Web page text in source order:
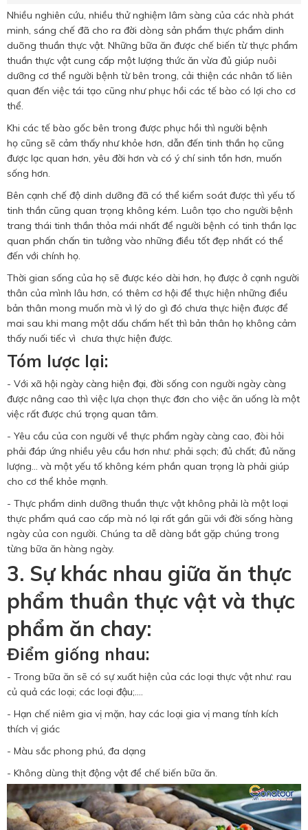
Nhiều nghiên cứu, nhiều thử nghiệm lâm sàng của các nhà phát
minh, sáng chế đã cho ra đời dòng sản phẩm thực phẩm dinh
duõng thuần thực vật. Những bữa ăn được chế biến từ thực phẩm
thuần thực vật cung cấp một lượng thức ăn vừa đủ giúp nuôi
dưỡng cơ thể người bệnh từ bên trong, cải thiện các nhân tố liên
quan đến việc tái tạo cũng như phục hồi các tế bào có lợi cho cơ
thể.
Khi các tế bào gốc bên trong được phục hồi thì người bệnh
họ cũng sẽ cảm thấy như khỏe hơn, dẫn đến tinh thần họ cũng
được lạc quan hơn, yêu đời hơn và có ý chí sinh tồn hơn, muốn
sống hơn.
Bên cạnh chế độ dinh dưỡng đã có thể kiểm soát được thì yếu tố
tinh thần cũng quan trọng không kém. Luôn tạo cho người bệnh
trang thái tinh thần thỏa mái nhất để người bệnh có tinh thần lạc
quan phấn chấn tin tưởng vào những điều tốt đẹp nhất có thể
đến với chính họ.
Thời gian sống của họ sẽ được kéo dài hơn, họ được ở cạnh người
thân của mình lâu hơn, có thêm cơ hội để thực hiện những điều
bản thân mong muốn mà vì lý do gì đó chưa thực hiện được để
mai sau khi mang một dấu chấm hết thì bản thân họ không cảm
thấy nuối tiếc vì chưa thực hiện được.
Tóm lược lại:
- Với xã hội ngày càng hiện đại, đời sống con người ngày càng
được nâng cao thì việc lựa chọn thực đơn cho việc ăn uống là một
việc rất được chú trọng quan tâm.
- Yêu cầu của con người về thực phẩm ngày càng cao, đòi hỏi
phải đáp ứng nhiều yêu cầu hơn như: phải sạch; đủ chất; đủ năng
lượng... và một yếu tố không kém phần quan trọng là phải giúp
cho cơ thể khỏe mạnh.
- Thực phẩm dinh dưỡng thuần thực vật không phải là một loại
thực phẩm quá cao cấp mà nó lại rất gần gũi với đời sống hàng
ngày của con người. Chúng ta dễ dàng bắt gặp chúng trong
từng bữa ăn hàng ngày.
3. Sự khác nhau giữa ăn thực
phẩm thuần thực vật và thực
phẩm ăn chay:
Điểm giống nhau:
- Trong bữa ăn sẽ có sự xuất hiện của các loại thực vật như: rau
củ quả các loại; các loại đậu;....
- Hạn chế niêm gia vị mặn, hay các loại gia vị mang tính kích
thích vị giác
- Màu sắc phong phú, đa dạng
- Không dùng thịt động vật để chế biến bữa ăn.